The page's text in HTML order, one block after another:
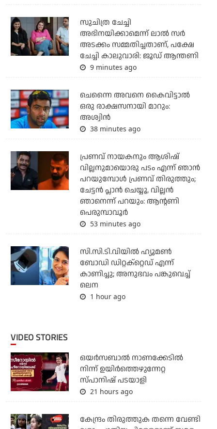
സുചിത്ര ചേച്ചി
അഭിനയിക്കാമെന്ന് ലാല്‍ സര്‍
അടക്കം സമ്മതിച്ചതാണ്, പക്ഷേ
ചേച്ചി കാലുവാരി: ജൂഡ് ആന്തണി
9 minutes ago
ചെന്നൈ അവനെ കൈവിട്ടാല്‍
ഒരു രാക്ഷസനായി മാറും:
അശ്വിന്‍
38 minutes ago
പ്രണവ് നായകനും ആശിഷ്
വില്ലനുമായൊരു പടം എന്ന് ഞാന്‍
പറയുമ്പോള്‍ പ്രണവ് തിരുത്തും;
ചേട്ടന്‍ പ്ലാന്‍ ചെയ്യൂ, വില്ലന്‍
ഞാനെന്ന് പറയും: ആന്റണി
പെരുമ്പാവൂര്‍
53 minutes ago
സി.സി.ടി.വിയില്‍ ഹ്യൂമണ്‍
ബോഡി ഡിറ്റക്‌റ്റെഡ് എന്ന്
കാണിച്ചു; അനുഭവം പങ്കുവെച്ച്
ലെന
1 hour ago
VIDEO STORIES
ഒയര്‍സബാൽ നാണക്കേടിൽ
നിന്ന് ഉയിർത്തെഴുന്നേറ്റ
സ്പാനിഷ് പടയാളി
21 hours ago
കേന്ദ്രം തിരുത്തുക തന്നെ വേണ്ടി